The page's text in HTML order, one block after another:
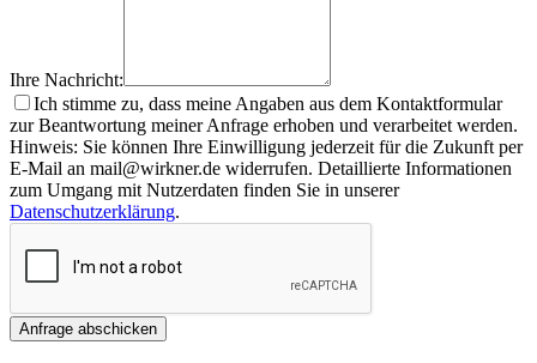
Ihre Nachricht:
Ich stimme zu, dass meine Angaben aus dem Kontaktformular
zur Beantwortung meiner Anfrage erhoben und verarbeitet werden.
Hinweis: Sie können Ihre Einwilligung jederzeit für die Zukunft per
E-Mail an mail@wirkner.de widerrufen. Detaillierte Informationen
zum Umgang mit Nutzerdaten finden Sie in unserer
Datenschutzerklärung.